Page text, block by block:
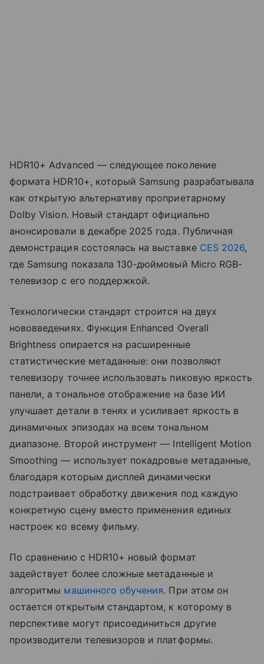
HDR10+ Advanced — следующее поколение
формата HDR10+, который Samsung разрабатывала
как открытую альтернативу проприетарному
Dolby Vision. Новый стандарт официально
анонсировали в декабре 2025 года. Публичная
демонстрация состоялась на выставке CES 2026,
где Samsung показала 130-дюймовый Micro RGB-
телевизор с его поддержкой.
Технологически стандарт строится на двух
нововведениях. Функция Enhanced Overall
Brightness опирается на расширенные
статистические метаданные: они позволяют
телевизору точнее использовать пиковую яркость
панели, а тональное отображение на базе ИИ
улучшает детали в тенях и усиливает яркость в
динамичных эпизодах на всем тональном
диапазоне. Второй инструмент — Intelligent Motion
Smoothing — использует покадровые метаданные,
благодаря которым дисплей динамически
подстраивает обработку движения под каждую
конкретную сцену вместо применения единых
настроек ко всему фильму.
По сравнению с HDR10+ новый формат
задействует более сложные метаданные и
алгоритмы машинного обучения. При этом он
остается открытым стандартом, к которому в
перспективе могут присоединиться другие
производители телевизоров и платформы.